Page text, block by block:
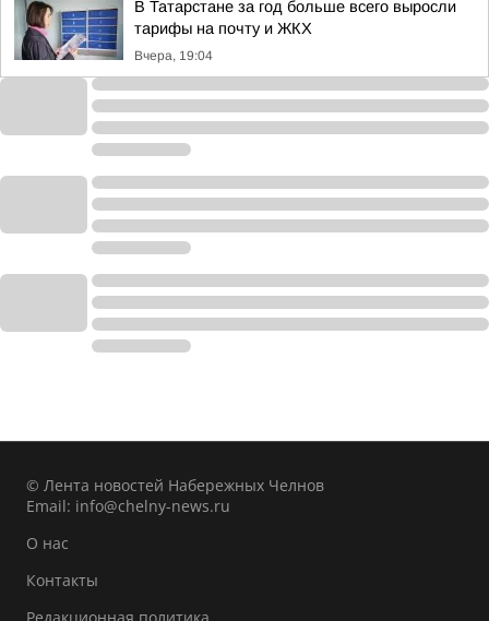
В Татарстане за год больше всего выросли
тарифы на почту и ЖКХ
Вчера, 19:04
© Лента новостей Набережных Челнов
Email: info@chelny-news.ru
О нас
Контакты